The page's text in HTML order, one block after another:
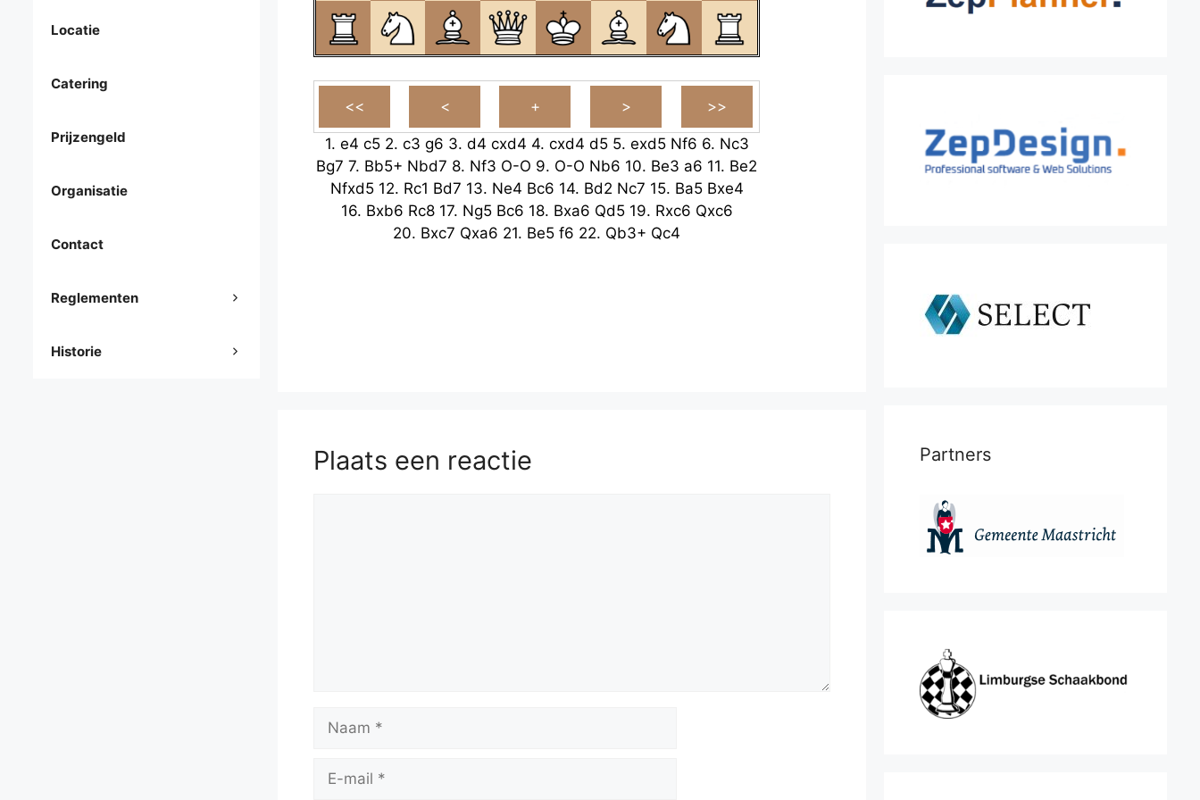
1. e4 c5 2. c3 g6 3. d4 cxd4 4. cxd4 d5 5. exd5 Nf6 6. Nc3
Bg7 7. Bb5+ Nbd7 8. Nf3 O-O 9. O-O Nb6 10. Be3 a6 11. Be2
Nfxd5 12. Rc1 Bd7 13. Ne4 Bc6 14. Bd2 Nc7 15. Ba5 Bxe4
16. Bxb6 Rc8 17. Ng5 Bc6 18. Bxa6 Qd5 19. Rxc6 Qxc6
20. Bxc7 Qxa6 21. Be5 f6 22. Qb3+ Qc4
Plaats een reactie
mail
Locatie
Catering
Prijzengeld
Organisatie
Contact
Reglementen
Historie
Partners